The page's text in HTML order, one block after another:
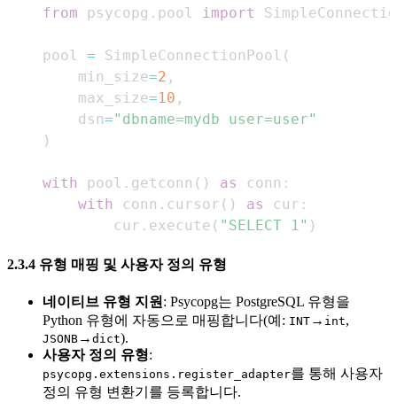
from psycopg . pool import
pool = SimpleConnectionPool (
    min_size
=2 ,
    max_size
=10 ,
    dsn
="dbname=mydb user=user"
)
with pool . getconn ( ) as conn :
with
conn . cursor ( ) as cur :
        cur
. execute ( "SELECT 1" )
2.3.4 유형 매핑 및 사용자 정의 유형
네이티브 유형 지원 : Psycopg는 PostgreSQL 유형을
Python 유형에 자동으로 매핑합니다(예: INT → int,
JSONB → dict).
사용자 정의 유형:
psycopg.extensions.register_adapter를 통해 사용자
정의 유형 변환기를 등록합니다.